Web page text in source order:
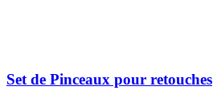
Set de Pinceaux pour retouches